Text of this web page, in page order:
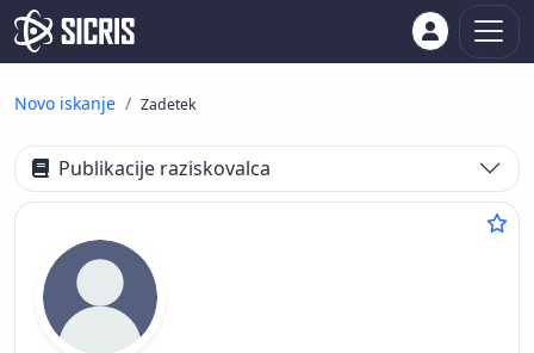
Novo iskanje Zadetek
Publikacije raziskovalca